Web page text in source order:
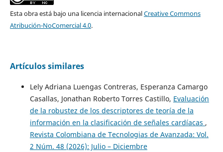
Esta obra está bajo una licencia internacionalCreative Commons
Atribución-NoComercial 4.0.
Artículos similares
Lely Adriana Luengas Contreras, Esperanza Camargo
Casallas, Jonathan Roberto Torres Castillo, Evaluación
de la robustez de los descriptores de teoría de la
información en la clasificación de señales cardíacas ,
Revista Colombiana de Tecnologias de Avanzada: Vol.
2 Núm. 48 (2026): Julio – Diciembre